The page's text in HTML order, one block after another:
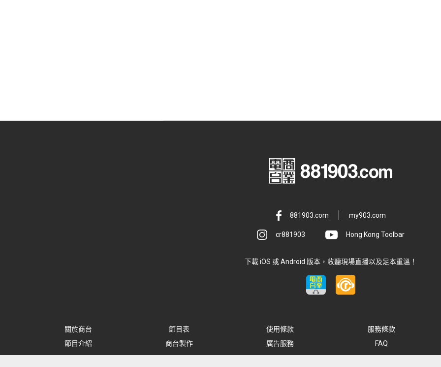
881903.com my903.com
cr881903 Hong Kong Toolbar
下載 iOS 或 Android 版本，收聽現場直播以及足本重溫！
關於商台 節目表 使用條款
服務條款
節目介紹
商台製作 廣告服務 FAQ